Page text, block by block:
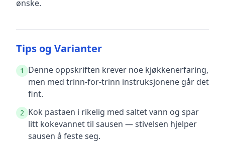
ønske.
Tips og Varianter
1
Denne oppskriften krever noe kjøkkenerfaring,
men med trinn-for-trinn instruksjonene går det
fint.
2 Kok pastaen i rikelig med saltet vann og spar
litt kokevannet til sausen — stivelsen hjelper
sausen å feste seg.